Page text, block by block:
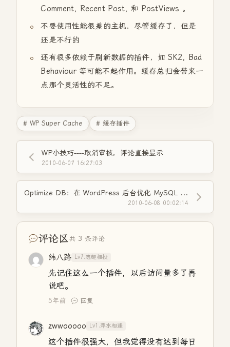
Comment, Recent Post, 和 PostViews 。
不要使用性能很差的主机，尽管缓存了，但是
还是不行的
还有很多依赖于刷新数据的插件，如 SK2, Bad
Behaviour 等可能不起作用。缓存总归会带来一
点那个灵活性的不足。
# WP Super Cache # 缓存插件
WP小技巧----取消审核，评论直接显示
2010-06-07 16:27:03
Optimize DB：在 WordPress 后台优化 MySQL 数据库
2010-06-08 00:02:14
评论区共 3 条评论
纬八路 Lv7.志趣相投
先记住这么一个插件，以后访问量多了再
说吧。
5年前 回复
zwwooooo Lv1.萍水相逢
这个插件很强大，但我觉得没有达到每日